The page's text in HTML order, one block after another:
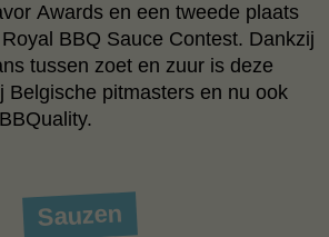
Awards en een tweede plaats
BBQ Sauce Contest. Dankzij
tussen zoet en zuur is deze
Belgische pitmasters en nu ook
Sauzen